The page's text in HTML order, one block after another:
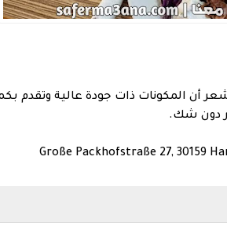
أن المكونات ذات جودة عالية وتقدم
دون شك.
Große Packhofstraße 27, 30159